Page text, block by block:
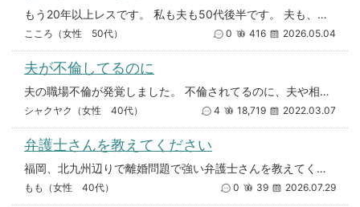
もう20年以上レスです。 私も夫も50代後半です。 夫も、求めてこないので男としての欲は無くなっているものだと思ってまし
こころ（女性 50代） 0 416 2026.05.04
夫が不倫してるのに
夫の職場不倫が発覚しました。 不倫されてるのに、夫や相手が憎くてたまらないのにセックスを求められると応じてしまい、逆に私
シャクヤク（女性 40代） 4 18,719 2022.03.07
弁護士さんを教えてください
福岡、北九州辺りで離婚問題で強い弁護士さんを教えてください。 夫は不貞、DVなど有責です。 急ぎ依頼しないといけない
もも（女性 40代） 0 39 2026.07.29